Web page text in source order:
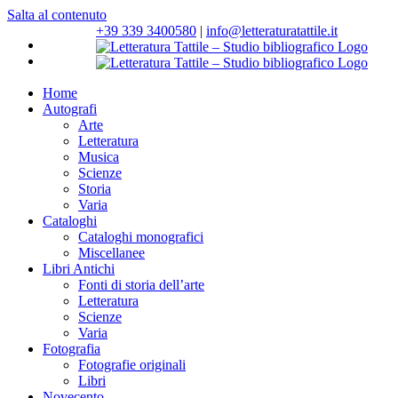
Salta al contenuto
+39 339 3400580 | info@letteraturatattile.it
Home
Autografi
Arte
Letteratura
Musica
Scienze
Storia
Varia
Cataloghi
Cataloghi monografici
Miscellanee
Libri Antichi
Fonti di storia dell’arte
Letteratura
Scienze
Varia
Fotografia
Fotografie originali
Libri